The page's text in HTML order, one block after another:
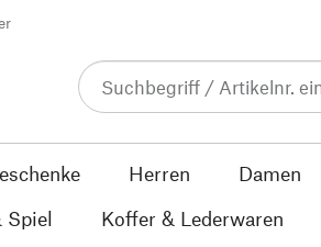
Herren Damen
Spiel
Koffer & Lederwaren